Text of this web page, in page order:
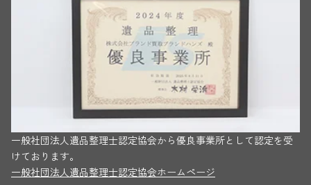
一般社団法人遺品整理士認定協会から優良事業所として認定を受
けております。
一般社団法人遺品整理士認定協会ホームページ